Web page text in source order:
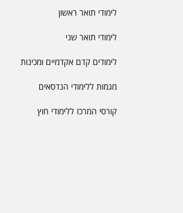
לימודי תואר ראשון
לימודי תואר שני
לימודים קדם אקדמיים ומכינות
מגמות ללימודי הנדסאים
קורסי המרכז ללימודי חוץ